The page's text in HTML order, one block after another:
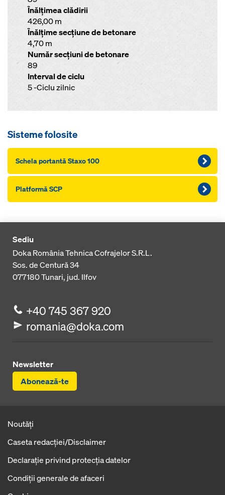
Înălţimea clădirii
426,00 m
Înălţime secţiune de betonare
4,70 m
Număr secţiuni de betonare
89
Interval de ciclu
5 -Ciclu zilnic
Sisteme folosite
Schela portantă Staxo 100
Platformă SCP
Sediu
Doka România Tehnica Cofrajelor S.R.L.
Sos. de Centură 34
077180Tunari, jud. Ilfov
+40 745 367 920
romania@doka.com
Newsletter
Abonează-te
Noutăți
Caseta redacţiei/Disclaimer
Declaraţie privind protecţia datelor
Condiţii generale de afaceri